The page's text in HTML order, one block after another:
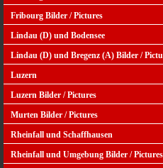
Fribourg Bilder / Pictures
Lindau (D) und Bodensee
Lindau (D) und Bregenz (A) Bilder /
Luzern
Luzern Bilder / Pictures
Murten Bilder / Pictures
Rheinfall und Schaffhausen
Rheinfall und Umgebung Bilder / Pictures